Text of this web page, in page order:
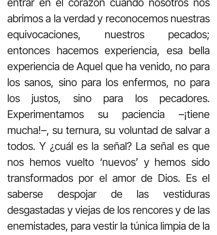
entrar en el corazón cuando nosotros nos
abrimos a la verdad y reconocemos nuestras
equivocaciones, nuestros pecados;
entonces hacemos experiencia, esa bella
experiencia de Aquel que ha venido, no para
los sanos, sino para los enfermos, no para
los justos, sino para los pecadores.
Experimentamos su paciencia –¡tiene
mucha!–, su ternura, su voluntad de salvar a
todos. Y ¿cuál es la señal? La señal es que
nos hemos vuelto ‘nuevos’ y hemos sido
transformados por el amor de Dios. Es el
saberse despojar de las vestiduras
desgastadas y viejas de los rencores y de las
enemistades, para vestir la túnica limpia de la